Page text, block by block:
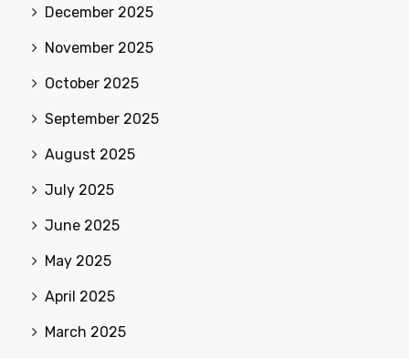
December 2025
November 2025
October 2025
September 2025
August 2025
July 2025
June 2025
May 2025
April 2025
March 2025